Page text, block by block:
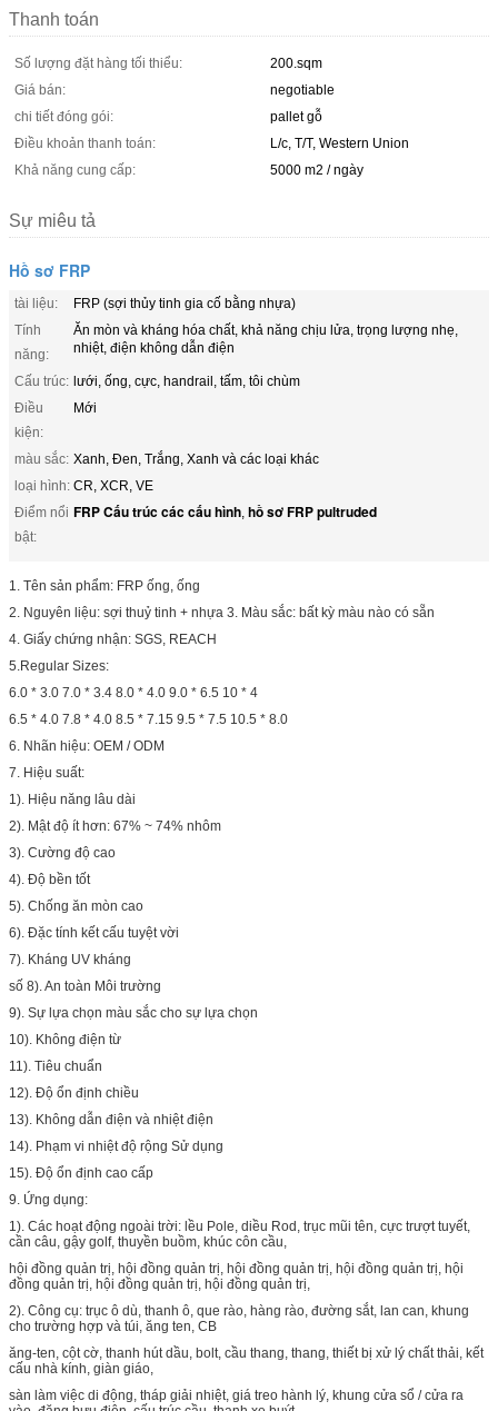
Thanh toán
Số lượng đặt hàng tối thiểu:
200.sqm
Giá bán:
negotiable
chi tiết đóng gói:
pallet gỗ
Điều khoản thanh toán:
L/c, T/T, Western Union
Khả năng cung cấp:
5000 m2 / ngày
Sự miêu tả
Hồ sơ FRP
tài liệu:
FRP (sợi thủy tinh gia cố bằng nhựa)
Tính
năng:
Ăn mòn và kháng hóa chất, khả năng chịu lửa, trọng lượng nhẹ,
nhiệt, điện không dẫn điện
Cấu trúc: lưới, ống, cực, handrail, tấm, tôi chùm
Điều
kiện:
Mới
màu sắc: Xanh, Đen, Trắng, Xanh và các loại khác
loại hình: CR, XCR, VE
Điểm nổi
bật:
FRP Cấu trúc các cấu hình, hồ sơ FRP pultruded
1. Tên sản phẩm: FRP ống, ống
2. Nguyên liệu: sợi thuỷ tinh + nhựa 3. Màu sắc: bất kỳ màu nào có sẵn
4. Giấy chứng nhận: SGS, REACH
5.Regular Sizes:
6.0 * 3.0 7.0 * 3.4 8.0 * 4.0 9.0 * 6.5 10 * 4
6.5 * 4.0 7.8 * 4.0 8.5 * 7.15 9.5 * 7.5 10.5 * 8.0
6. Nhãn hiệu: OEM / ODM
7. Hiệu suất:
1). Hiệu năng lâu dài
2). Mật độ ít hơn: 67% ~ 74% nhôm
3). Cường độ cao
4). Độ bền tốt
5). Chống ăn mòn cao
6). Đặc tính kết cấu tuyệt vời
7). Kháng UV kháng
số 8). An toàn Môi trường
9). Sự lựa chọn màu sắc cho sự lựa chọn
10). Không điện từ
11). Tiêu chuẩn
12). Độ ổn định chiều
13). Không dẫn điện và nhiệt điện
14). Phạm vi nhiệt độ rộng Sử dụng
15). Độ ổn định cao cấp
9. Ứng dụng:
1). Các hoạt động ngoài trời: lều Pole, diều Rod, trục mũi tên, cực trượt tuyết,
cần câu, gậy golf, thuyền buồm, khúc côn cầu,
hội đồng quản trị, hội đồng quản trị, hội đồng quản trị, hội đồng quản trị, hội
đồng quản trị, hội đồng quản trị, hội đồng quản trị,
2). Công cụ: trục ô dù, thanh ô, que rào, hàng rào, đường sắt, lan can, khung
cho trường hợp và túi, ăng ten, CB
ăng-ten, cột cờ, thanh hút dầu, bolt, cầu thang, thang, thiết bị xử lý chất thải, kết
cấu nhà kính, giàn giáo,
sàn làm việc di động, tháp giải nhiệt, giá treo hành lý, khung cửa sổ / cửa ra